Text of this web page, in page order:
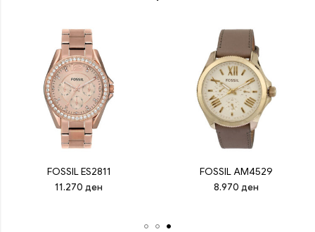
FOSSIL ES2811
11.270 ден
FOSSIL AM4529
8.970 ден